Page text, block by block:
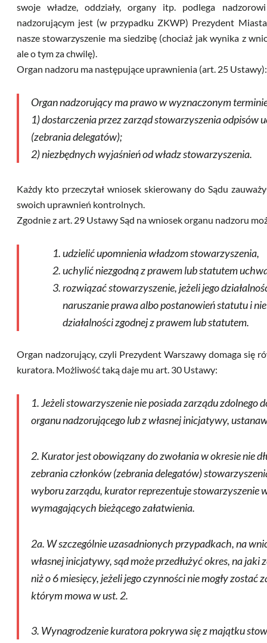
swoje władze, oddziały, organy itp. podlega
nadzorującym jest (w przypadku ZKWP) Prezydent
nasze stowarzyszenie ma siedzibę (chociaż jak wynika z
ale o tym za chwilę).
Organ nadzoru ma następujące uprawnienia (art. 25 Ustawy):
Organ nadzorujący maprawow wyznaczonym
1) dostarczenia przez zarządstowarzyszeniaodpisów
(zebrania delegatów);
2) niezbędnych wyjaśnień od władzstowarzyszenia.
Każdy kto przeczytał wniosek skierowany do Sądu
swoich uprawnień kontrolnych.
Zgodnie z art. 29 Ustawy Sąd na wniosek organu nadzoru
udzielić upomnienia władzomstowarzyszenia,
uchylić niezgodną zprawemlub statutem
rozwiązaćstowarzyszenie, jeżeli jego
naruszanieprawaalbo postanowień statutu i
działalności zgodnej z prawemlub statutem.
Organ nadzorujący, czyli Prezydent Warszawy domaga się
kuratora. Możliwość taką daje mu art. 30 Ustawy:
1. Jeżeli stowarzyszenie nie posiada zarządu zdolnego
organu nadzorującego lub z własnej inicjatywy,
2. Kurator jest obowiązany do zwołania w okresie nie
zebrania członków (zebrania delegatów)
wyboru zarządu, kurator reprezentuje stowarzyszenie
wymagających bieżącego załatwienia.
2a. W szczególnie uzasadnionych przypadkach, na
własnej inicjatywy, sąd może przedłużyć okres, na jaki
niż o 6 miesięcy, jeżeli jego czynności nie mogły zostać
którym mowa w ust. 2.
3. Wynagrodzenie kuratora pokrywa się z majątku